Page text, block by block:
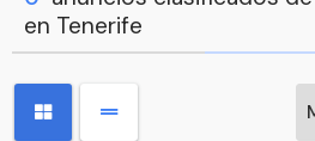
en Tenerife